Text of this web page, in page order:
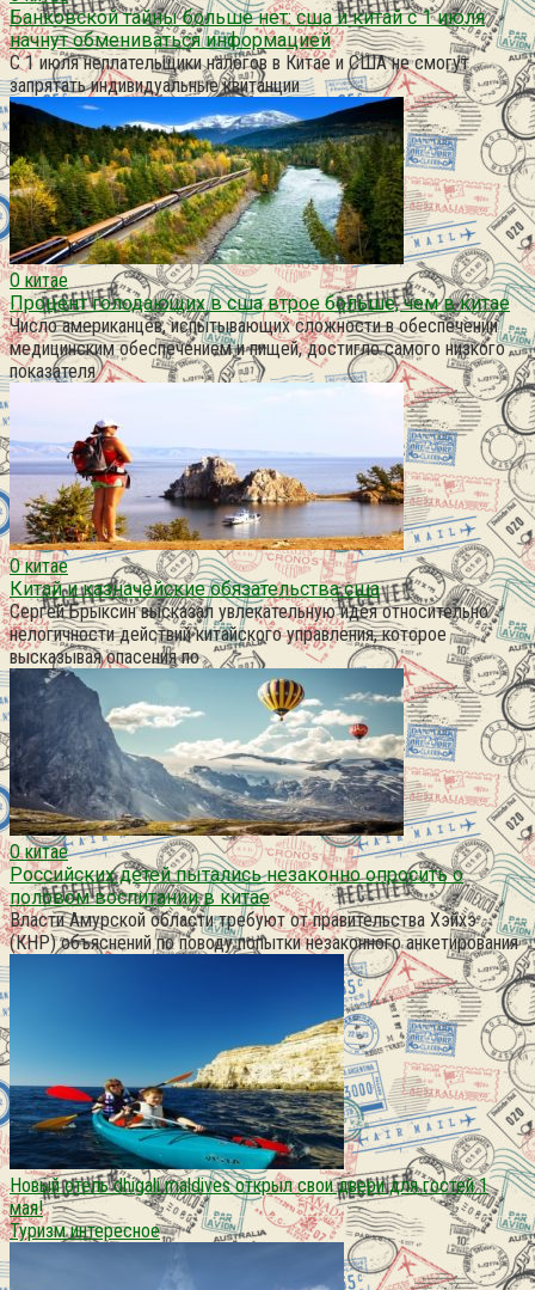
Банковской тайны больше нет: сша и китай с 1 июля
начнут обмениваться информацией
С 1 июля неплательщики налогов в Китае и США не смогут
запрятать индивидуальные квитанции
О китае
Процент голодающих в сша втрое больше, чем в китае
Число американцев, испытывающих сложности в обеспечении
медицинским обеспечением и пищей, достигло самого низкого
показателя
О китае
Китай и казначейские обязательства сша
Сергей Брыксин высказал увлекательную идея относительно
нелогичности действий китайского управления, которое
высказывая опасения по
О китае
Российских детей пытались незаконно опросить о
половом воспитании в китае
Власти Амурской области требуют от правительства Хэйхэ
(КНР) объяснений по поводу попытки незаконного анкетирования
Новый отель dhigali maldives открыл свои двери для гостей 1
мая!
Туризм интересное